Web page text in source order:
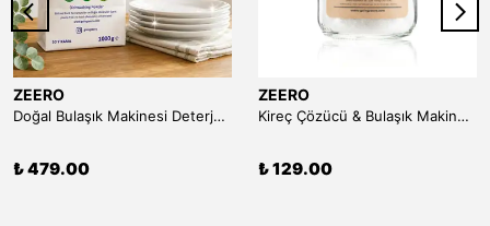
ZEERO
Doğal Bulaşık Makinesi Deterjanı (50 Yıkama)
₺ 479.00
ZEERO
Kireç Çözücü & Bulaşık Makinesi Temizleyici (Limon Tuzu) - 150 gr
₺ 129.00